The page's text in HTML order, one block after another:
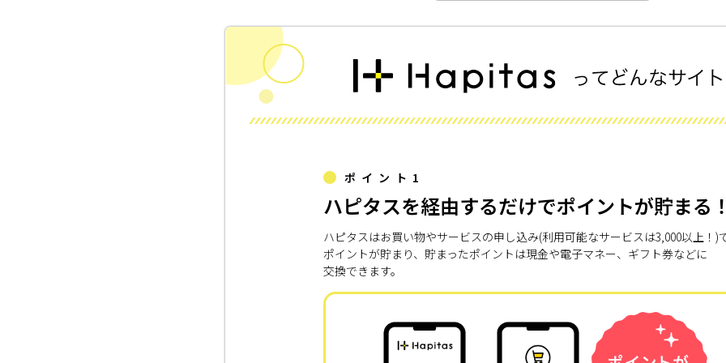
ポイント1
ハピタスを経由するだけでポイントが貯まる
ハピタスはお買い物やサービスの申し込み(利用可能なサービスは3,000以上！)
ポイントが貯まり、貯まったポイントは現金や電子マネー、ギフト券などに
交換できます。